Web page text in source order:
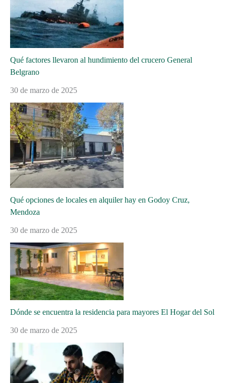
Qué factores llevaron al hundimiento del crucero General
Belgrano
30 de marzo de 2025
Qué opciones de locales en alquiler hay en Godoy Cruz,
Mendoza
30 de marzo de 2025
Dónde se encuentra la residencia para mayores El Hogar del Sol
30 de marzo de 2025